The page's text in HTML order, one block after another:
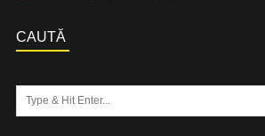
CAUTĂ